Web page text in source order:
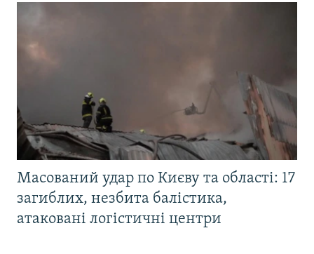
Масований удар по Києву та області: 17
загиблих, незбита балістика,
атаковані логістичні центри